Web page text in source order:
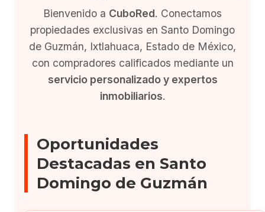
Bienvenido a CuboRed. Conectamos
propiedades exclusivas en Santo Domingo
de Guzmán, Ixtlahuaca, Estado de México,
con compradores calificados mediante un
servicio personalizado y expertos
inmobiliarios.
Oportunidades
Destacadas en Santo
Domingo de Guzmán